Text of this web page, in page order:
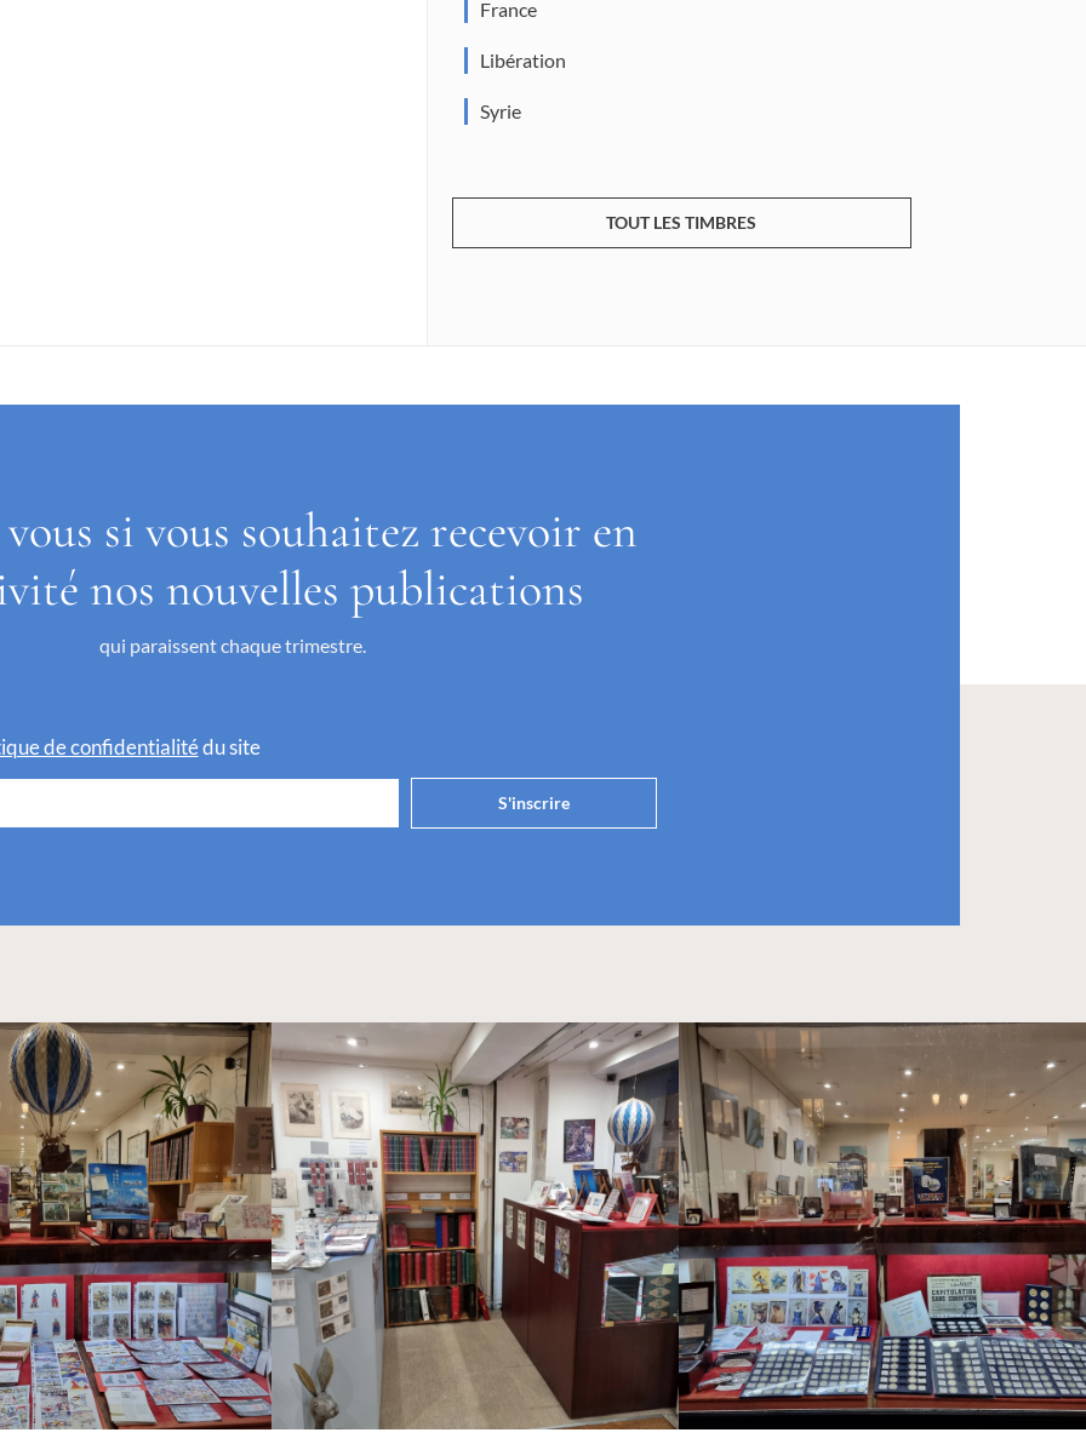
France
Libération
Syrie
TOUT LES TIMBRES
si vous souhaitez recevoir en
nos nouvelles publications
qui paraissent chaque trimestre.
de confidentialitédu site
S'inscrire